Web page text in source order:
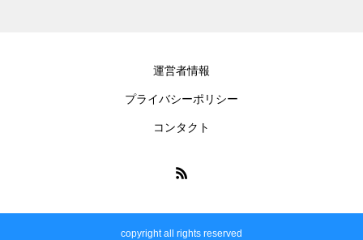
運営者情報
プライバシーポリシー
コンタクト
copyright all rights reserved